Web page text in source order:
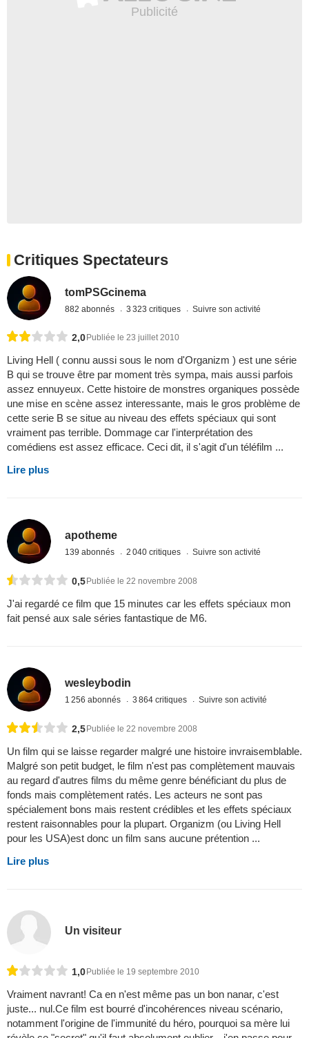
Critiques Spectateurs
tomPSGcinema
882 abonnés 3 323 critiques Suivre son activité
2,0 Publiée le 23 juillet 2010
Living Hell ( connu aussi sous le nom d'Organizm ) est une série
B qui se trouve être par moment très sympa, mais aussi parfois
assez ennuyeux. Cette histoire de monstres organiques possède
une mise en scène assez interessante, mais le gros problème de
cette serie B se situe au niveau des effets spéciaux qui sont
vraiment pas terrible. Dommage car l'interprétation des
comédiens est assez efficace. Ceci dit, il s'agit d'un téléfilm ...
Lire plus
apotheme
139 abonnés 2 040 critiques Suivre son activité
0,5Publiée le 22 novembre 2008
J'ai regardé ce film que 15 minutes car les effets spéciaux mon
fait pensé aux sale séries fantastique de M6.
wesleybodin
1 256 abonnés 3 864 critiques Suivre son activité
2,5Publiée le 22 novembre 2008
Un film qui se laisse regarder malgré une histoire invraisemblable.
Malgré son petit budget, le film n'est pas complètement mauvais
au regard d'autres films du même genre bénéficiant du plus de
fonds mais complètement ratés. Les acteurs ne sont pas
spécialement bons mais restent crédibles et les effets spéciaux
restent raisonnables pour la plupart. Organizm (ou Living Hell
pour les USA)est donc un film sans aucune prétention ...
Lire plus
Un visiteur
1,0 Publiée le 19 septembre 2010
Vraiment navrant! Ca en n'est même pas un bon nanar, c'est
juste... nul.Ce film est bourré d'incohérences niveau scénario,
notamment l'origine de l'immunité du héro, pourquoi sa mère lui